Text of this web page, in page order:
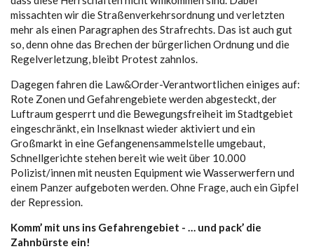
missachten wir die Straßenverkehrsordnung und verletzten
mehr als einen Paragraphen des Strafrechts. Das ist auch gut
so, denn ohne das Brechen der bürgerlichen Ordnung und die
Regelverletzung, bleibt Protest zahnlos.
Dagegen fahren die Law&Order-Verantwortlichen einiges auf:
Rote Zonen und Gefahrengebiete werden abgesteckt, der
Luftraum gesperrt und die Bewegungsfreiheit im Stadtgebiet
eingeschränkt, ein Inselknast wieder aktiviert und ein
Großmarkt in eine Gefangenensammelstelle umgebaut,
Schnellgerichte stehen bereit wie weit über 10.000
Polizist/innen mit neusten Equipment wie Wasserwerfern und
einem Panzer aufgeboten werden. Ohne Frage, auch ein Gipfel
der Repression.
Komm’ mit uns ins Gefahrengebiet - … und pack’ die
Zahnbürste ein!